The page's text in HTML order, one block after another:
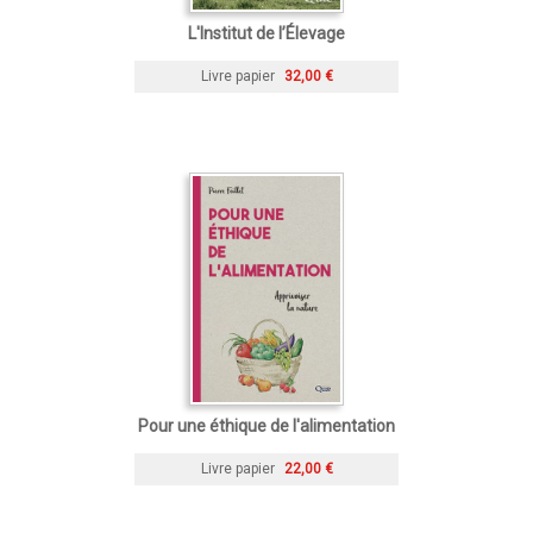
L'Institut de l’Élevage
Livre papier 32,00 €
Pour une éthique de l'alimentation
Livre papier 22,00 €